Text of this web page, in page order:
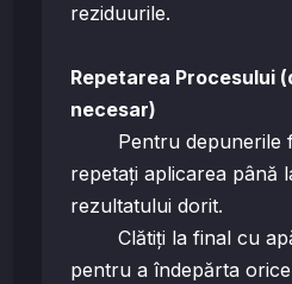
reziduurile.
Repetarea Procesului
necesar)
Pentru depunerile
repetați aplicarea până
rezultatului dorit.
Clătiți la final cu apă
pentru a îndepărta